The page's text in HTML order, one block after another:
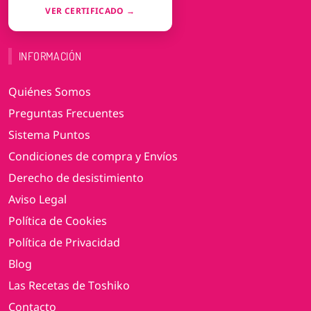
VER CERTIFICADO →
INFORMACIÓN
Quiénes Somos
Preguntas Frecuentes
Sistema Puntos
Condiciones de compra y Envíos
Derecho de desistimiento
Aviso Legal
Política de Cookies
Política de Privacidad
Blog
Las Recetas de Toshiko
Contacto